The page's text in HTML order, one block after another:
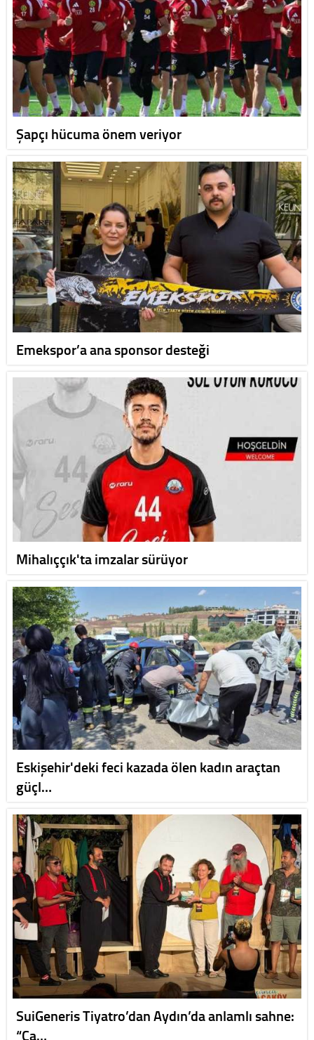
Şapçı hücuma önem veriyor
Emekspor’a ana sponsor desteği
Mihalıççık'ta imzalar sürüyor
Eskişehir'deki feci kazada ölen kadın araçtan
güçl…
SuiGeneris Tiyatro’dan Aydın’da anlamlı sahne:
“Ca…